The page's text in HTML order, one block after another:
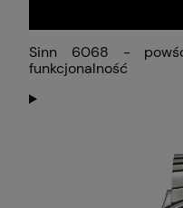
Sinn 6068 -
funkcjonalność